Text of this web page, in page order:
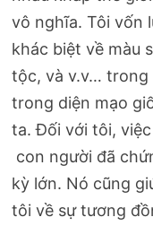
vô nghĩa. Tôi vốn
khác biệt về màu
tộc, và v.v… trong
trong diện mạo
ta. Đối với tôi,
con người đã
kỳ lớn. Nó cũng
tôi về sự tương